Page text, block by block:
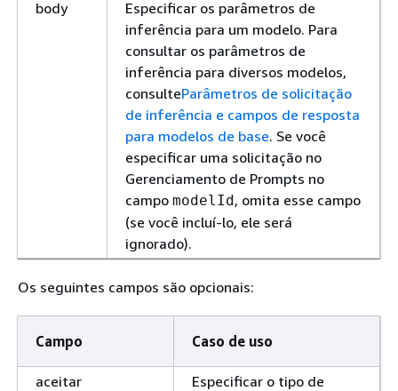
body
Especificar os parâmetros de
inferência para um modelo. Para
consultar os parâmetros de
inferência para diversos modelos,
consulteParâmetros de solicitação
de inferência e campos de resposta
para modelos de base. Se você
especificar uma solicitação no
Gerenciamento de Prompts no
campo modelId, omita esse campo
(se você incluí-lo, ele será
ignorado).
Os seguintes campos são opcionais:
Campo Caso de uso
aceitar
Especificar o tipo de